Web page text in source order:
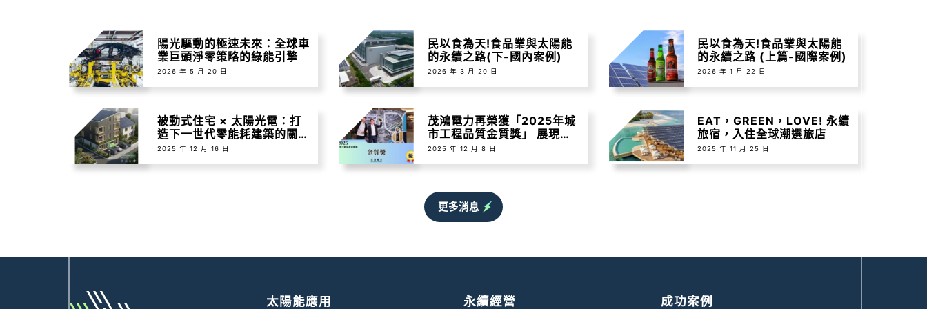
陽光驅動的極速未來：全球車
業巨頭淨零策略的綠能引擎
2026 年 5 月 20 日
民以食為天!食品業與太陽能
的永續之路(下-國內案例)
2026 年 3 月 20 日
民以食為天!食品業與太陽能
的永續之路 (上篇-國際案例)
2026 年 1 月 22 日
被動式住宅 × 太陽光電：打
造下一世代零能耗建築的關鍵
組合
2025 年 12 月 16 日
茂鴻電力再榮獲「2025年城
市工程品質金質獎」 展現綠
能工程專業實力
2025 年 12 月 8 日
EAT，GREEN，LOVE! 永續
旅宿，入住全球潮選旅店
2025 年 11 月 25 日
更多消息
太陽能應用 永續經營 成功案例